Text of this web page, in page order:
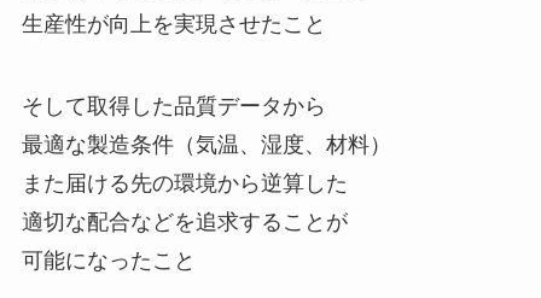
生産性が向上を実現させたこと
そして取得した品質データから
最適な製造条件（気温、湿度、材料）
また届ける先の環境から逆算した
適切な配合などを追求することが
可能になったこと